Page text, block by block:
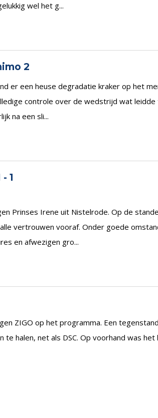
wel het g...
2
er een heuse degradatie kraker op het
controle over de wedstrijd wat
na een sli...
1
Prinses Irene uit Nistelrode. Op de
vertrouwen vooraf. Onder goede
en afwezigen gro...
ZIGO op het programma. Een
halen, net als DSC. Op voorhand was